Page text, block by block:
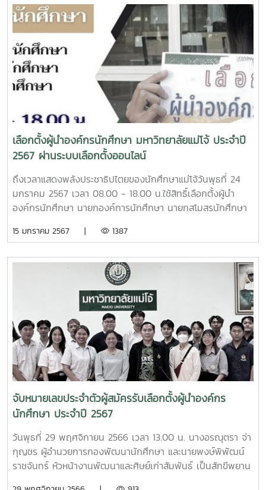
เลือกตั้งผู้นำองค์กรนักศึกษา มหาวิทยาลัยแม่โจ้ ประจำปี
2567 ผ่านระบบเลือกตั้งออนไลน์
ถึงเวลาแสดงพลังประชาธิปไตยของนักศึกษาแม่โจ้วันพุธที่ 24
มกราคม 2567 เวลา 08.00 - 18.00 น.ใช้สิทธิ์เลือกตั้งผู้นำ
องค์กรนักศึกษา นายกองค์การนักศึกษา นายกสโมสรนักศึกษา
ออนไลน์www.evote.mju.ac.thพร้อมกันทุกวิทยาเขต ทุกคณะ
สอบรายชื่อผู้มีสิทธิ์เลือกตั้ง และผู้สมัครรับเลือกตั้งได้ที่เว็บไซต์
ระบบเลือกตั้งออนไลน์อย่าลืม!!! เลือกตั้งเป็นหน้าที่ เรียนรู้วิถี
ประชาธิปไตย#เลือกตั้งผู้นำนักศึกษาแม่
โจ้67#MJUEVOTE#MJUMOBILEAPP
15 มกราคม 2567 | 1387
จับหมายเลขประจำตัวผู้สมัครรับเลือกตั้งผู้นำองค์กร
นักศึกษา ประจำปี 2567
วันพุธที่ 29 พฤศจิกายน 2566 เวลา 13.00 น. นางอรณุตรา จ่า
กุญชร ผู้อำนวยการกองพัฒนานักศึกษา และนายพงษ์พิพัฒน์
ราชจันทร์ หัวหน้างานพัฒนาและศิษย์เก่าสัมพันธ์ เป็นสักขีพยาน